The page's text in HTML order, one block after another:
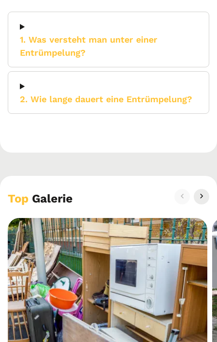
1. Was versteht man unter einer
Entrümpelung?
2. Wie lange dauert eine Entrümpelung?
Top Galerie